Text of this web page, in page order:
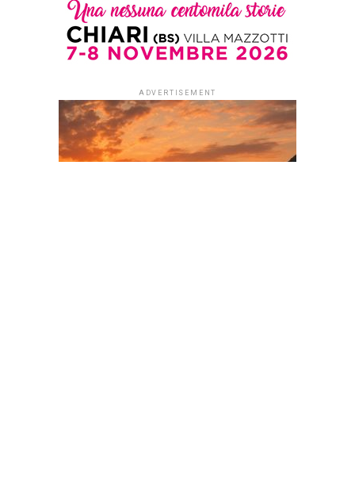
ADVERTISEMENT